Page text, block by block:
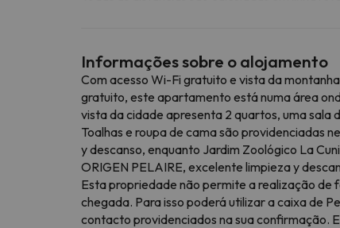
Informações sobre o alojamento
Com acesso Wi-Fi gratuito e vista da
gratuito, este apartamento está numa área
vista da cidade apresenta 2 quartos, uma sala
Toalhas e roupa de cama são providenciadas
y descanso, enquanto Jardim Zoológico La
ORIGEN PELAIRE, excelente limpieza y
Esta propriedade não permite a realização de
chegada. Para isso poderá utilizar a caixa de
contacto providenciados na sua confirmação.